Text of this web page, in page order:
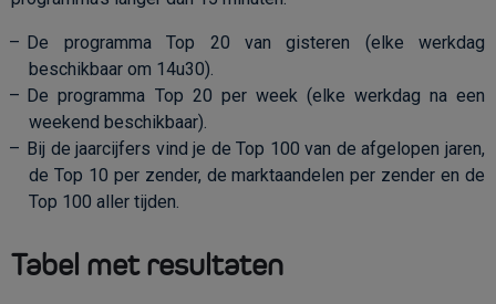
De programma Top 20 van gisteren (elke werkdag
beschikbaar om 14u30).
De programma Top 20 per week (elke werkdag na een
weekend beschikbaar).
Bij de jaarcijfers vind je de Top 100 van de afgelopen jaren,
de Top 10 per zender, de marktaandelen per zender en de
Top 100 aller tijden.
Tabel met resultaten